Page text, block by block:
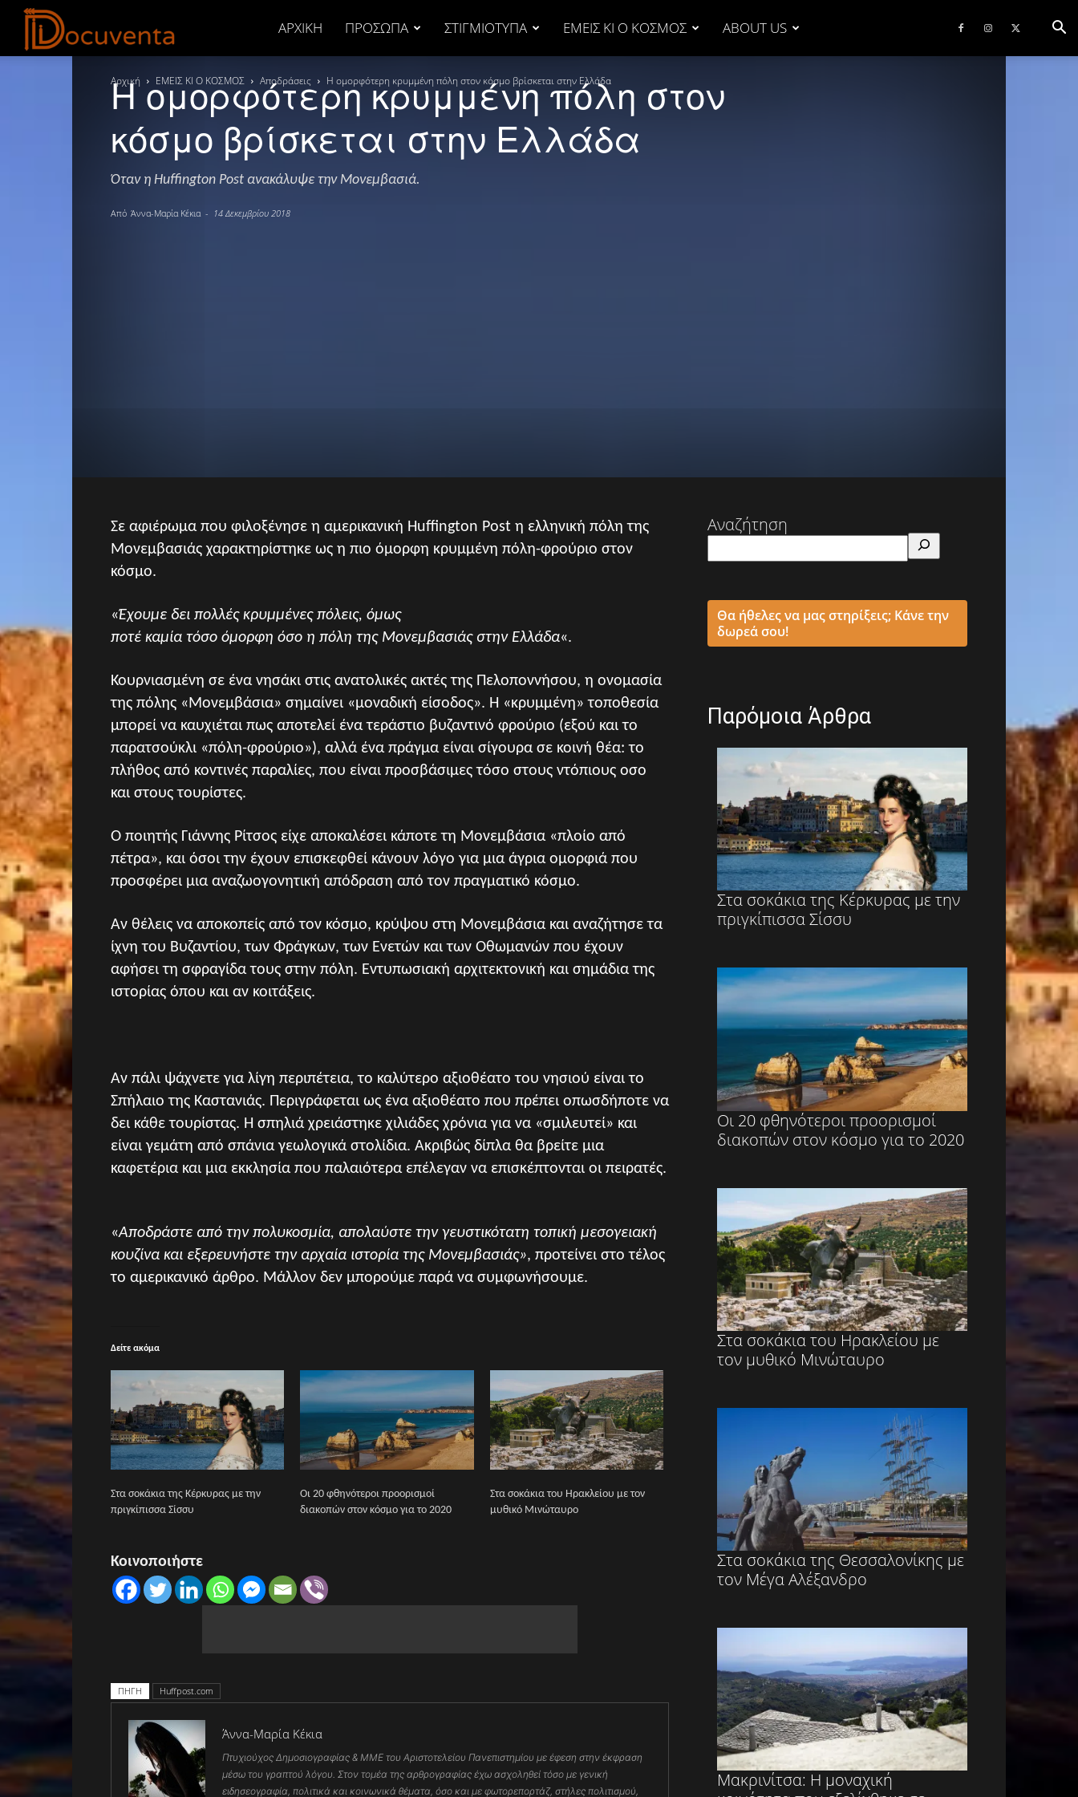
ΑΡΧΙΚΉ ΠΡΟΣΩΠΑ ΣΤΙΓΜΙΟΤΥΠΑ ΕΜΕΙΣ ΚΙ Ο ΚΟΣΜΟΣ ABOUT US
Αρχική ΕΜΕΙΣ ΚΙ Ο ΚΟΣΜΟΣ Αποδράσεις Η ομορφότερη κρυμμένη πόλη στον κόσμο βρίσκεται στην Ελλάδα
Η ομορφότερη κρυμμένη πόλη στον
κόσμο βρίσκεται στην Ελλάδα
Όταν η Huffington Post ανακάλυψε την Μονεμβασιά.
Από Άννα-Μαρία Κέκια - 14 Δεκεμβρίου 2018
Σε αφιέρωμα που φιλοξένησε η αμερικανική Huffington Post η ελληνική πόλη της
Μονεμβασιάς χαρακτηρίστηκε ως η πιο όμορφη κρυμμένη πόλη-φρούριο στον
κόσμο.
«Έχουμε δει πολλές κρυμμένες πόλεις, όμως
ποτέ καμία τόσο όμορφη όσο η πόλη της Μονεμβασιάς στην Ελλάδα«.
Κουρνιασμένη σε ένα νησάκι στις ανατολικές ακτές της Πελοποννήσου, η ονομασία
της πόλης «Μονεμβάσια» σημαίνει «μοναδική είσοδος». Η «κρυμμένη» τοποθεσία
μπορεί να καυχιέται πως αποτελεί ένα τεράστιο βυζαντινό φρούριο (εξού και το
παρατσούκλι «πόλη-φρούριο»), αλλά ένα πράγμα είναι σίγουρα σε κοινή θέα: το
πλήθος από κοντινές παραλίες, που είναι προσβάσιμες τόσο στους ντόπιους οσο
και στους τουρίστες.
Ο ποιητής Γιάννης Ρίτσος είχε αποκαλέσει κάποτε τη Μονεμβάσια «πλοίο από
πέτρα», και όσοι την έχουν επισκεφθεί κάνουν λόγο για μια άγρια ομορφιά που
προσφέρει μια αναζωογονητική απόδραση από τον πραγματικό κόσμο.
Αν θέλεις να αποκοπείς από τον κόσμο, κρύψου στη Μονεμβάσια και αναζήτησε τα
ίχνη του Βυζαντίου, των Φράγκων, των Ενετών και των Οθωμανών που έχουν
αφήσει τη σφραγίδα τους στην πόλη. Εντυπωσιακή αρχιτεκτονική και σημάδια της
ιστορίας όπου και αν κοιτάξεις.
Αν πάλι ψάχνετε για λίγη περιπέτεια, το καλύτερο αξιοθέατο του νησιού είναι το
Σπήλαιο της Καστανιάς. Περιγράφεται ως ένα αξιοθέατο που πρέπει οπωσδήποτε να
δει κάθε τουρίστας. Η σπηλιά χρειάστηκε χιλιάδες χρόνια για να «σμιλευτεί» και
είναι γεμάτη από σπάνια γεωλογικά στολίδια. Ακριβώς δίπλα θα βρείτε μια
καφετέρια και μια εκκλησία που παλαιότερα επέλεγαν να επισκέπτονται οι πειρατές.
«Αποδράστε από την πολυκοσμία, απολαύστε την γευστικότατη τοπική μεσογειακή
κουζίνα και εξερευνήστε την αρχαία ιστορία της Μονεμβασιάς», προτείνει στο τέλος
το αμερικανικό άρθρο. Μάλλον δεν μπορούμε παρά να συμφωνήσουμε.
Δείτε ακόμα
Στα σοκάκια της Κέρκυρας με την
πριγκίπισσα Σίσσυ
Οι 20 φθηνότεροι προορισμοί
διακοπών στον κόσμο για το 2020
Στα σοκάκια του Ηρακλείου με τον
μυθικό Μινώταυρο
Κοινοποιήστε
ΠΗΓΗ Huffpost.com
Άννα-Μαρία Κέκια
Πτυχιούχος Δημοσιογραφίας & ΜΜΕ του Αριστοτελείου Πανεπιστημίου με έφεση στην έκφραση
μέσω του γραπτού λόγου. Στον τομέα της αρθρογραφίας έχω ασχοληθεί τόσο με γενική
ειδησεογραφία, πολιτικά και κοινωνικά θέματα, όσο και με φωτορεπορτάζ, στήλες πολιτισμού,
Αναζήτηση
Θα ήθελες να μας στηρίξεις; Κάνε την
δωρεά σου!
Παρόμοια Άρθρα
Στα σοκάκια της Κέρκυρας με την
πριγκίπισσα Σίσσυ
Οι 20 φθηνότεροι προορισμοί
διακοπών στον κόσμο για το 2020
Στα σοκάκια του Ηρακλείου με
τον μυθικό Μινώταυρο
Στα σοκάκια της Θεσσαλονίκης με
τον Μέγα Αλέξανδρο
Μακρινίτσα: Η μοναχική